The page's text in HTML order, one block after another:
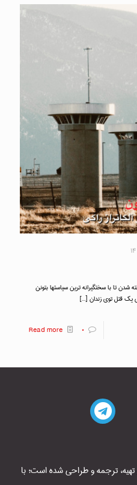
شدن تا با سختگیرانه ترین سیاستها بتونن
یک قتل توی زندان[…]
۰ Read more
ترجمه و طراحی شده است؛ با